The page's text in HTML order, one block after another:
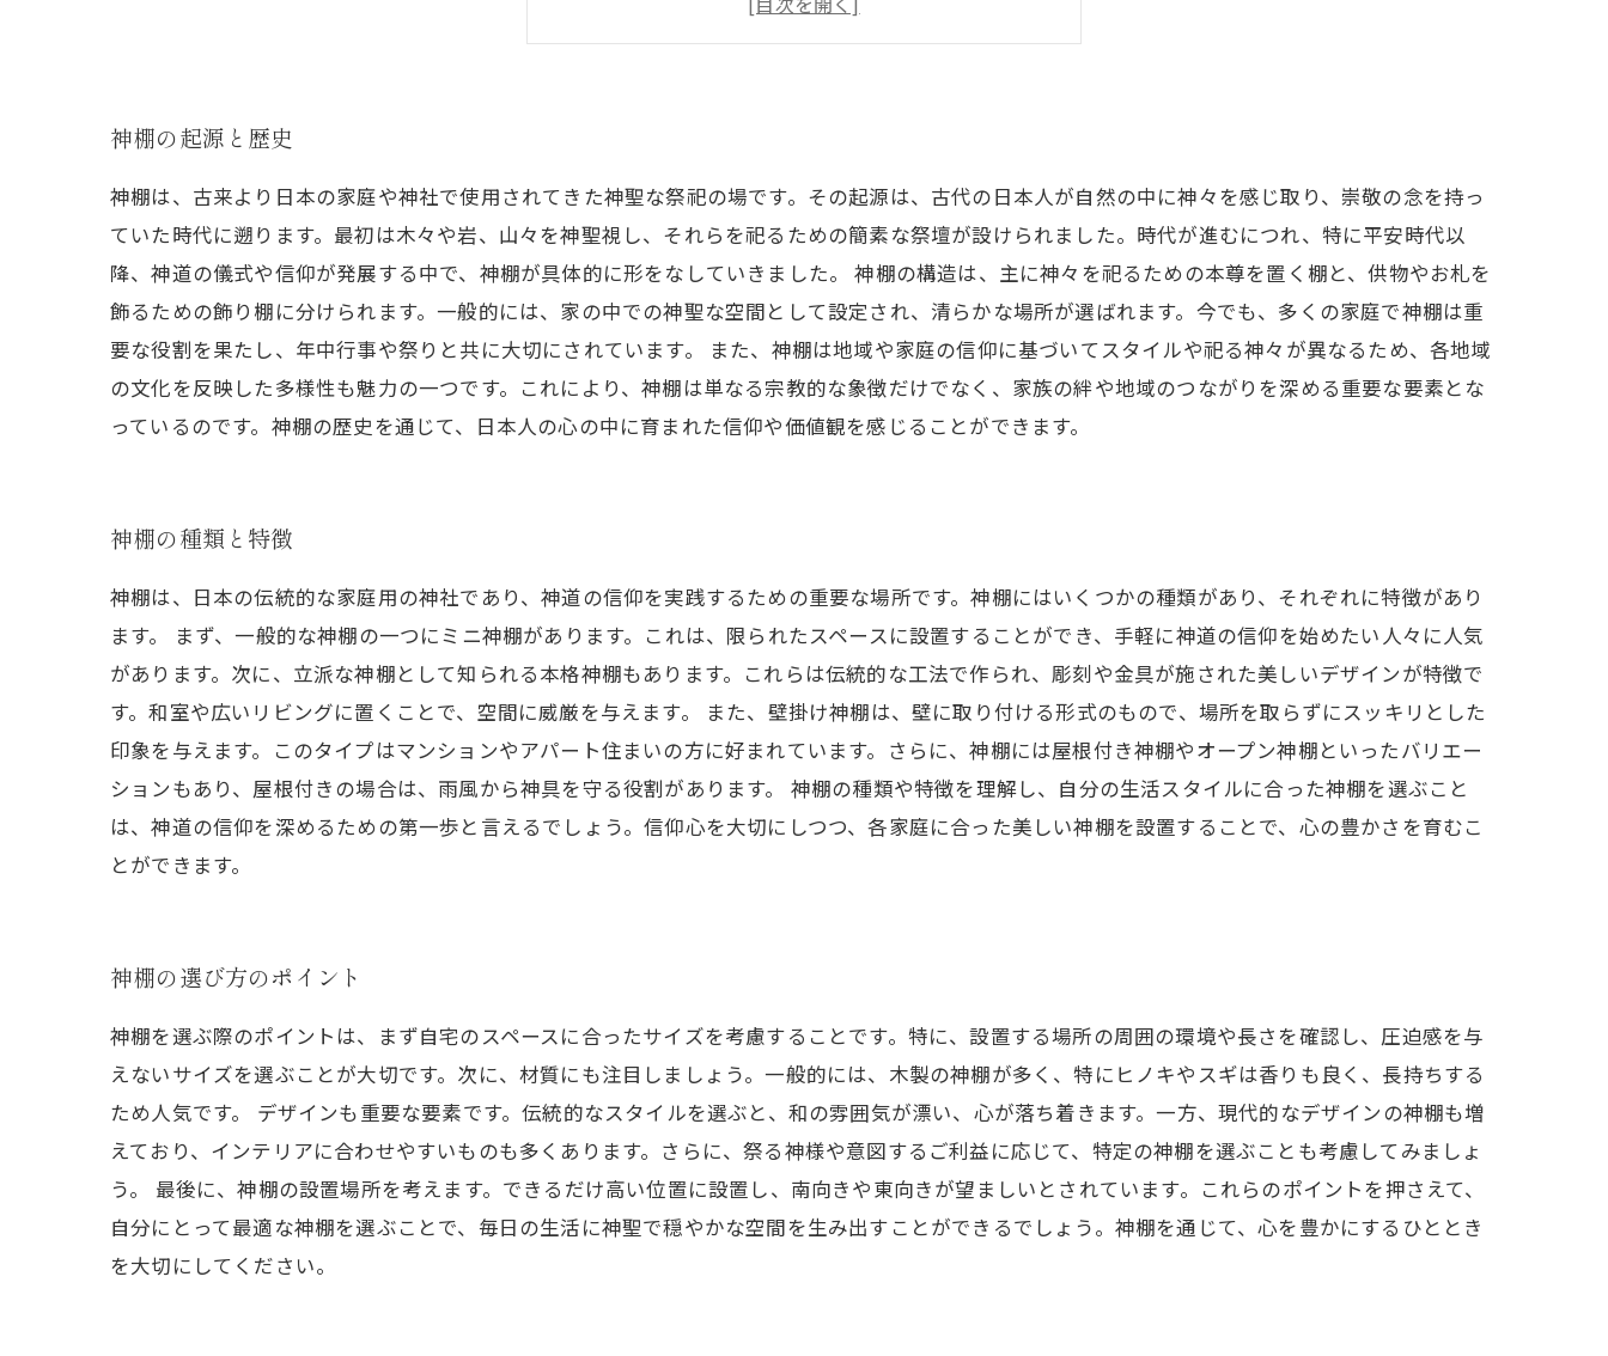
神棚のメンテナンス方法
神棚の起源と歴史
神棚は、古来より日本の家庭や神社で使用されてきた神聖な祭祀の場です。その起源は、古代の日本人が自然の中に神々を感じ取り、崇敬の念を持っ
ていた時代に遡ります。最初は木々や岩、山々を神聖視し、それらを祀るための簡素な祭壇が設けられました。時代が進むにつれ、特に平安時代以
降、神道の儀式や信仰が発展する中で、神棚が具体的に形をなしていきました。 神棚の構造は、主に神々を祀るための本尊を置く棚と、供物やお札を
飾るための飾り棚に分けられます。一般的には、家の中での神聖な空間として設定され、清らかな場所が選ばれます。今でも、多くの家庭で神棚は重
要な役割を果たし、年中行事や祭りと共に大切にされています。 また、神棚は地域や家庭の信仰に基づいてスタイルや祀る神々が異なるため、各地域
の文化を反映した多様性も魅力の一つです。これにより、神棚は単なる宗教的な象徴だけでなく、家族の絆や地域のつながりを深める重要な要素とな
っているのです。神棚の歴史を通じて、日本人の心の中に育まれた信仰や価値観を感じることができます。
神棚の種類と特徴
神棚は、日本の伝統的な家庭用の神社であり、神道の信仰を実践するための重要な場所です。神棚にはいくつかの種類があり、それぞれに特徴があり
ます。 まず、一般的な神棚の一つにミニ神棚があります。これは、限られたスペースに設置することができ、手軽に神道の信仰を始めたい人々に人気
があります。次に、立派な神棚として知られる本格神棚もあります。これらは伝統的な工法で作られ、彫刻や金具が施された美しいデザインが特徴で
す。和室や広いリビングに置くことで、空間に威厳を与えます。 また、壁掛け神棚は、壁に取り付ける形式のもので、場所を取らずにスッキリとした
印象を与えます。このタイプはマンションやアパート住まいの方に好まれています。さらに、神棚には屋根付き神棚やオープン神棚といったバリエー
ションもあり、屋根付きの場合は、雨風から神具を守る役割があります。 神棚の種類や特徴を理解し、自分の生活スタイルに合った神棚を選ぶこと
は、神道の信仰を深めるための第一歩と言えるでしょう。信仰心を大切にしつつ、各家庭に合った美しい神棚を設置することで、心の豊かさを育むこ
とができます。
神棚の選び方のポイント
神棚を選ぶ際のポイントは、まず自宅のスペースに合ったサイズを考慮することです。特に、設置する場所の周囲の環境や長さを確認し、圧迫感を与
えないサイズを選ぶことが大切です。次に、材質にも注目しましょう。一般的には、木製の神棚が多く、特にヒノキやスギは香りも良く、長持ちする
ため人気です。 デザインも重要な要素です。伝統的なスタイルを選ぶと、和の雰囲気が漂い、心が落ち着きます。一方、現代的なデザインの神棚も増
えており、インテリアに合わせやすいものも多くあります。さらに、祭る神様や意図するご利益に応じて、特定の神棚を選ぶことも考慮してみましょ
う。 最後に、神棚の設置場所を考えます。できるだけ高い位置に設置し、南向きや東向きが望ましいとされています。これらのポイントを押さえて、
自分にとって最適な神棚を選ぶことで、毎日の生活に神聖で穏やかな空間を生み出すことができるでしょう。神棚を通じて、心を豊かにするひととき
を大切にしてください。